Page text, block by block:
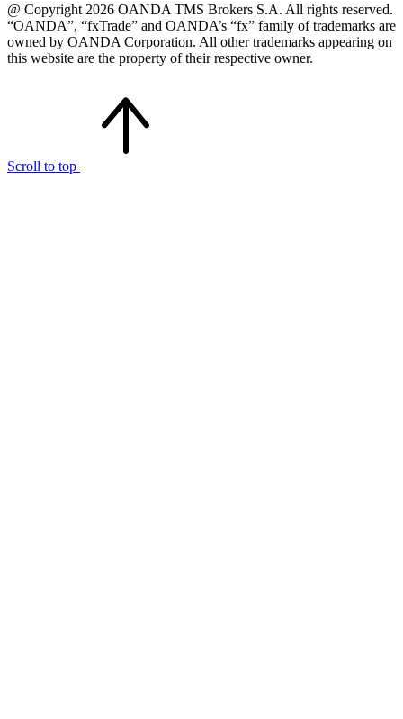
@ Copyright 2026 OANDA TMS Brokers S.A. All rights reserved.
“OANDA”, “fxTrade” and OANDA’s “fx” family of trademarks are
owned by OANDA Corporation. All other trademarks appearing on
this website are the property of their respective owner.
Scroll to top